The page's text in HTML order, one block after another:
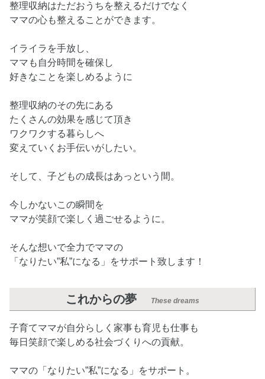
整理収納はただおうちを整えるだけでなく
ママの心も整えることができます。
イライラを手放し、
ママも自分時間を確保し
好きなことを楽しめるように
整理収納のその先にある
たくさんの効果を感じて頂き
ワクワクする暮らしへ
変えていくお手伝いがしたい。
そして、子どもの成長はあっという間。
今しかないこの瞬間を
ママが笑顔で楽しく過ごせるように。
そんな想いで全力でママの
「なりたい”私”になる」をサポート致します！
これからの夢 These dreams
子育てママが自分らしく家事も育児も仕事も
毎日笑顔で楽しめる社会づくりへの貢献。
ママの「なりたい”私”になる」をサポート。